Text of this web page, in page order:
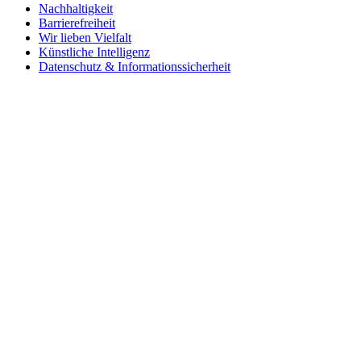
Nachhaltigkeit
Barrierefreiheit
Wir lieben Vielfalt
Künstliche Intelligenz
Datenschutz & Informationssicherheit